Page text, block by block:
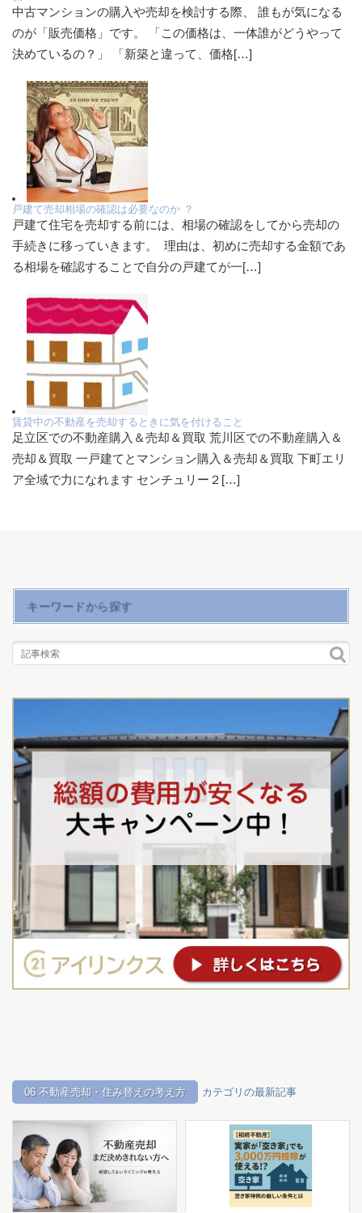
中古マンションの購入や売却を検討する際、 誰もが気になる
のが「販売価格」です。 「この価格は、一体誰がどうやって
決めているの？」 「新築と違って、価格[…]
戸建て売却相場の確認は必要なのか ？
戸建て住宅を売却する前には、相場の確認をしてから売却の
手続きに移っていきます。 理由は、初めに売却する金額であ
る相場を確認することで自分の戸建てが一[…]
賃貸中の不動産を売却するときに気を付けること
足立区での不動産購入＆売却＆買取 荒川区での不動産購入＆
売却＆買取 一戸建てとマンション購入＆売却＆買取 下町エリ
ア全域で力になれます センチュリー２[…]
キーワードから探す
06 不動産売却・住み替えの考え方 カテゴリの最新記事